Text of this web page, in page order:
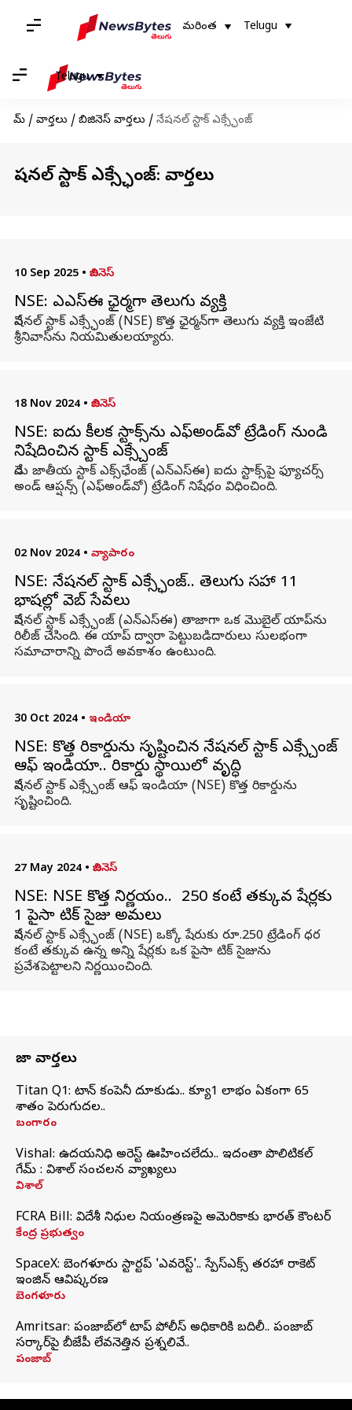
మరింత Telugu
Telugu
హోమ్ / వార్తలు / బిజినెస్ వార్తలు / నేషనల్ స్టాక్ ఎక్స్ఛేంజ్
నేషనల్ స్టాక్ ఎక్స్ఛేంజ్: వార్తలు
10 Sep 2025 • బిజినెస్
NSE: ఎన్‌ఎస్‌ఈ ఛైర్మన్‌గా తెలుగు వ్యక్తి
నేషనల్‌ స్టాక్‌ ఎక్స్ఛేంజ్‌ (NSE) కొత్త ఛైర్మన్‌గా తెలుగు వ్యక్తి ఇంజేటి
శ్రీనివాస్‌ను నియమితులయ్యారు.
18 Nov 2024 • బిజినెస్
NSE: ఐదు కీలక స్టాక్స్‌ను ఎఫ్‌అండ్‌వో ట్రేడింగ్‌ నుండి
నిషేదించిన స్టాక్‌ ఎక్స్చేంజ్
నేడు జాతీయ స్టాక్ ఎక్స్‌ఛేంజ్‌ (ఎన్‌ఎస్‌ఈ) ఐదు స్టాక్స్‌పై ఫ్యూచర్స్‌
అండ్‌ ఆప్షన్స్‌ (ఎఫ్‌అండ్‌వో) ట్రేడింగ్‌ నిషేధం విధించింది.
02 Nov 2024 • వ్యాపారం
NSE: నేషనల్ స్టాక్ ఎక్స్ఛేంజ్.. తెలుగు సహా 11
భాషల్లో వెబ్ సేవలు
నేషనల్‌ స్టాక్‌ ఎక్స్ఛేంజ్‌ (ఎన్‌ఎస్‌ఈ) తాజాగా ఒక మొబైల్‌ యాప్‌ను
రిలీజ్ చేసింది. ఈ యాప్ ద్వారా పెట్టుబడిదారులు సులభంగా
సమాచారాన్ని పొందే అవకాశం ఉంటుంది.
30 Oct 2024 • ఇండియా
NSE: కొత్త రికార్డును సృష్టించిన నేషనల్ స్టాక్ ఎక్స్చేంజ్
ఆఫ్ ఇండియా.. రికార్డు స్థాయిలో వృద్ధి
నేషనల్ స్టాక్ ఎక్స్చేంజ్ ఆఫ్ ఇండియా (NSE) కొత్త రికార్డును
సృష్టించింది.
27 May 2024 • బిజినెస్
NSE: NSE కొత్త నిర్ణయం.. ₹ 250 కంటే తక్కువ షేర్లకు
1 పైసా టిక్ సైజు అమలు
నేషనల్ స్టాక్ ఎక్స్ఛేంజ్ (NSE) ఒక్కో షేరుకు రూ.250 ట్రేడింగ్ ధర
కంటే తక్కువ ఉన్న అన్ని షేర్లకు ఒక పైసా టిక్ సైజును
ప్రవేశపెట్టాలని నిర్ణయించింది.
తాజా వార్తలు
Titan Q1: టైటాన్ కంపెనీ దూకుడు.. క్యూ1 లాభం ఏకంగా 65
శాతం పెరుగుదల..
బంగారం
Vishal: ఉదయనిధి అరెస్ట్‌ ఊహించలేదు.. ఇదంతా పొలిటికల్
గేమ్ : విశాల్ సంచలన వ్యాఖ్యలు
విశాల్
FCRA Bill: విదేశీ నిధుల నియంత్రణపై అమెరికాకు భారత్‌ కౌంటర్
కేంద్ర ప్రభుత్వం
SpaceX: బెంగళూరు స్టార్టప్‌ 'ఎవరెస్ట్'.. స్పేస్‌ఎక్స్ తరహా రాకెట్‌
ఇంజిన్‌ ఆవిష్కరణ
బెంగళూరు
Amritsar: పంజాబ్‌లో టాప్ పోలీస్ అధికారికి బదిలీ.. పంజాబ్
సర్కార్‌పై బీజేపీ లేవనెత్తిన ప్రశ్నలివే..
పంజాబ్